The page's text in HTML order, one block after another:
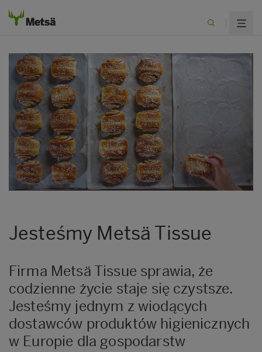
Jesteśmy Metsä Tissue
Firma Metsä Tissue sprawia, że
codzienne życie staje się czystsze.
Jesteśmy jednym z wiodących
dostawców produktów higienicznych
w Europie dla gospodarstw